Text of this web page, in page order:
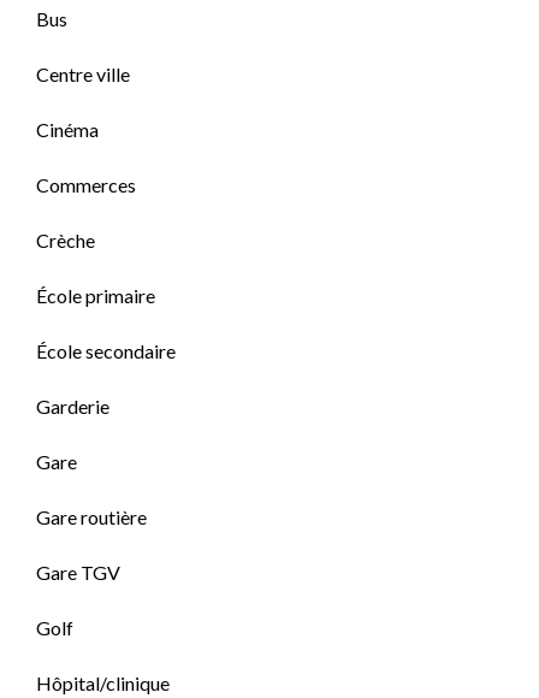
Bus
Centre ville
Cinéma
Commerces
Crèche
École primaire
École secondaire
Garderie
Gare
Gare routière
Gare TGV
Golf
Hôpital/clinique